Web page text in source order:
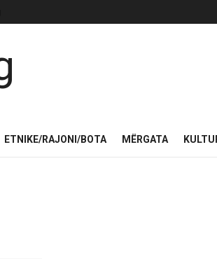
ETNIKE/RAJONI/BOTA MËRGATA